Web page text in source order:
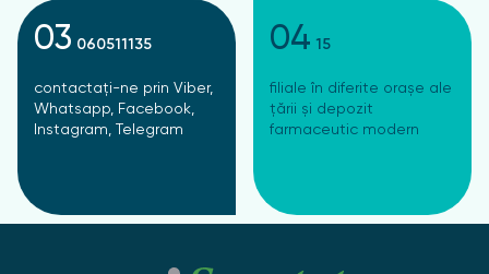
03 060511135
contactați-ne prin Viber,
Whatsapp, Facebook,
Instagram, Telegram
04 15
filiale în diferite orașe ale
țării și depozit
farmaceutic modern